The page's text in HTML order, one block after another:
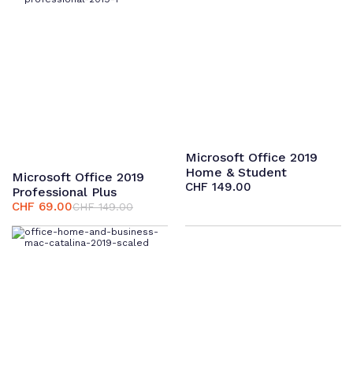
Microsoft Office 2019
Professional Plus
CHF149.00
Ursprünglicher
Preis
war:
CHF 69.00
Aktueller
Preis
ist:
Microsoft Office 2019
Home & Student
CHF 149.00